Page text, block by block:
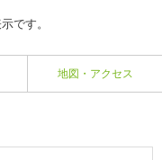
です。
地図・アクセス